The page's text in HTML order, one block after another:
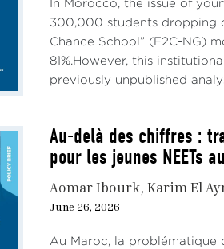
In Morocco, the issue of
300,000 students dropping
Chance School” (E2C-NG)
81%.However, this
previously unpublished
Au-delà des chiffres :
pour les jeunes NEETs
Aomar Ibourk Karim El
June 26, 2026
Au Maroc, la problématique